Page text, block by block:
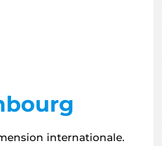
internationale.